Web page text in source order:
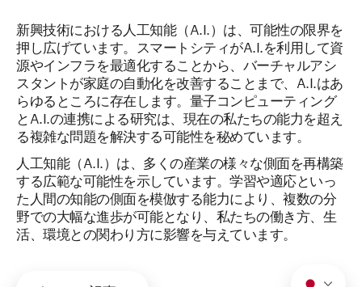
新興技術における人工知能（A.I.）は、可能性の限界を
押し広げています。スマートシティがA.I.を利用して資
源やインフラを最適化することから、バーチャルアシ
スタントが家庭の自動化を改善することまで、A.I.はあ
らゆるところに存在します。量子コンピューティング
とA.I.の連携による研究は、現在の私たちの能力を超え
る複雑な問題を解決する可能性を秘めています。
人工知能（A.I.）は、多くの産業の様々な側面を再構築
する広範な可能性を示しています。学習や適応といっ
た人間の知能の側面を模倣する能力により、複数の分
野での大幅な進歩が可能となり、私たちの働き方、生
活、環境との関わり方に影響を与えています。